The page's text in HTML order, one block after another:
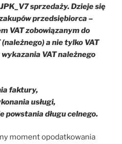
sprzedaży. Dzieje się
przedsiębiorca –
VAT zobowiązanym do
a nie tylko VAT
VAT należnego
faktury,
usługi,
powstania długu celnego.
moment opodatkowania